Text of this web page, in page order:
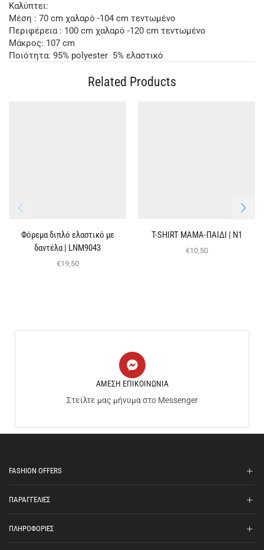
Καλύπτει:
Μέση : 70 cm χαλαρό -104 cm τεντωμένο
Περιφέρεια : 100 cm χαλαρό -120 cm τεντωμένο
Μάκρος: 107 cm
Ποιότητα: 95% polyester 5% ελαστικό
Related Products
Φόρεμα διπλό ελαστικό με
δαντέλα | LNM9043
€19,50
T-SHIRT ΜΑΜΑ-ΠΑΙΔΙ | Ν1
€10,50
ΑΜΕΣΗ ΕΠΙΚΟΙΝΩΝΙΑ
Στείλτε μας μήνυμα στο Messenger
FASHION OFFERS
ΠΑΡΑΓΓΕΛΙΕΣ
ΠΛΗΡΟΦΟΡΙΕΣ